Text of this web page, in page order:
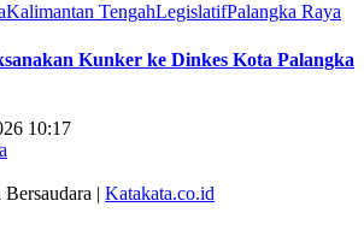
Kalimantan TengahLegislatifPalangka Raya
Kunker ke Dinkes Kota Palangka
10:17
| Katakata.co.id